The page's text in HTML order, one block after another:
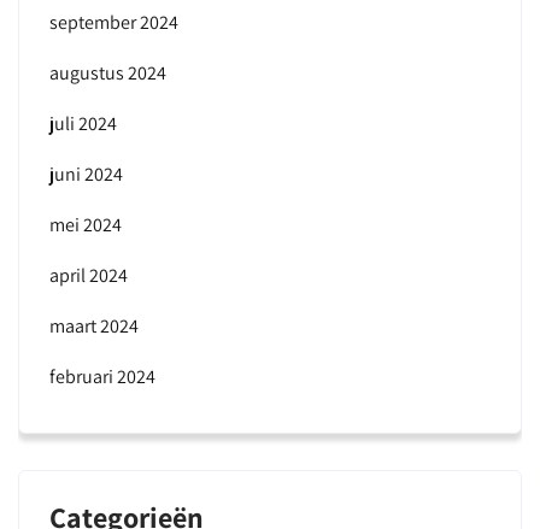
september 2024
augustus 2024
juli 2024
juni 2024
mei 2024
april 2024
maart 2024
februari 2024
Categorieën